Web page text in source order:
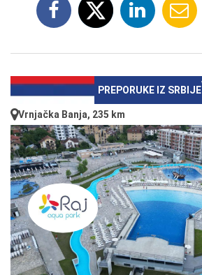
PREPORUKE IZ SRBIJE
Vrnjačka Banja, 235 km